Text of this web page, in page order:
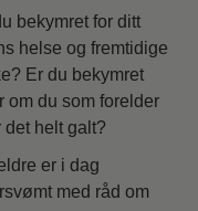
bekymret for ditt
helse og fremtidige
Er du bekymret
om du som forelder
det helt galt?
er i dag
med råd om